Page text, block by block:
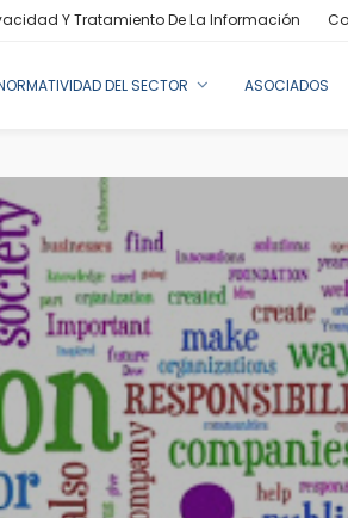
Y Tratamiento De La Información
DEL SECTOR ASOCIADOS